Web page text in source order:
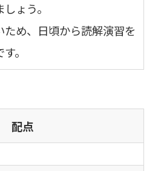
ょう。
め、日頃から読解演習を
。
配点